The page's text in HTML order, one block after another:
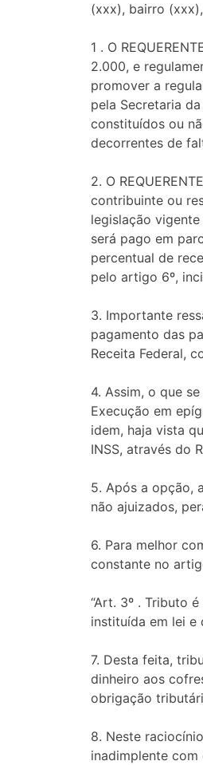
(xxx), bairro
1 . O
2.000, e
promover a
pela Secretaria
constituídos ou
decorrentes de
2. O
contribuinte ou
legislação
será pago em
percentual de
pelo artigo 6º,
3. Importante
pagamento das
Receita Federal,
4. Assim, o que
Execução em
idem, haja vista
INSS, através do
5. Após a opção,
não ajuizados,
6. Para melhor
constante no
“Art. 3º . Tributo
instituída em lei e
7. Desta feita,
dinheiro aos
obrigação
8. Neste
inadimplente com